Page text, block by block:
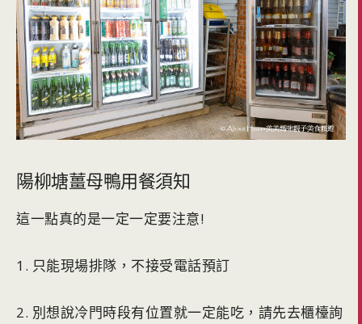
陽柳塘薑母鴨用餐須知
這一點真的是一定一定要注意!
1. 只能現場排隊，不接受電話預訂
2. 別想說冷門時段有位置就一定能吃，請先去櫃檯詢